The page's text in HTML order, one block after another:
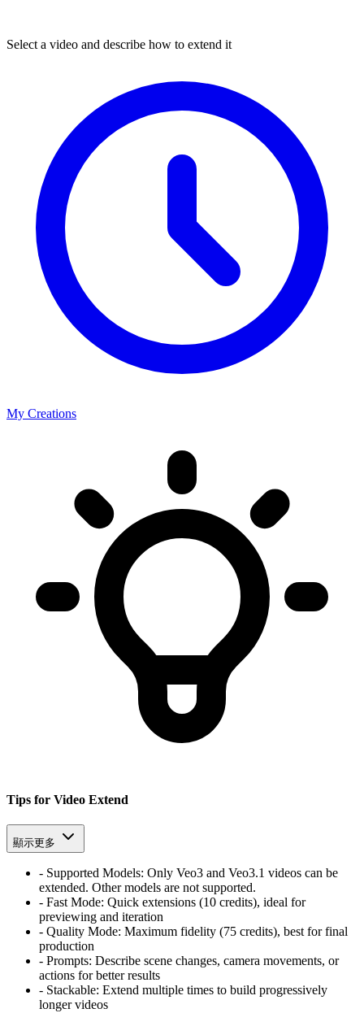
Select a video and describe how to extend it
My Creations
Tips for Video Extend
顯示更多
- Supported Models: Only Veo3 and Veo3.1 videos can be
extended. Other models are not supported.
- Fast Mode: Quick extensions (10 credits), ideal for
previewing and iteration
- Quality Mode: Maximum fidelity (75 credits), best for final
production
- Prompts: Describe scene changes, camera movements, or
actions for better results
- Stackable: Extend multiple times to build progressively
longer videos